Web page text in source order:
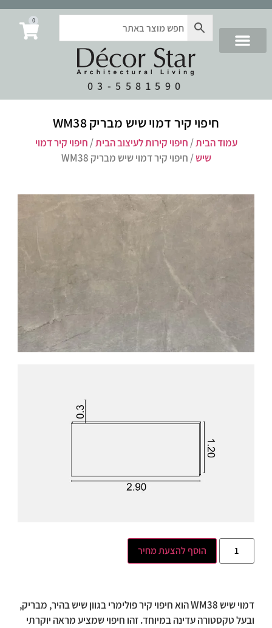
03-5581590
0
חיפוי קיר דמוי שיש מבריק WM38
עמוד הבית/ חיפוי קירות לעיצוב הבית/ חיפוי קיר דמוי
שיש/ חיפוי קיר דמוי שיש מבריק WM38
הוסף להצעת מחיר
דמוי שיש WM38 הוא חיפוי קיר פולימרי בגוון שיש בהיר, מבריק,
ובעל טקסטורה עדינה במיוחד. זהו חיפוי שמציע מראה יוקרתי